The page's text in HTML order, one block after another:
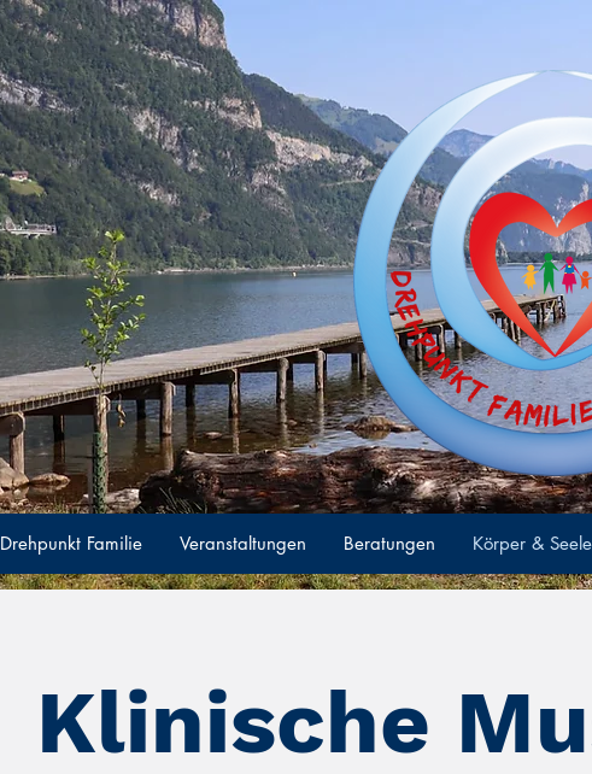
Drehpunkt Familie Veranstaltungen Beratungen Körper & Seele
Klinische